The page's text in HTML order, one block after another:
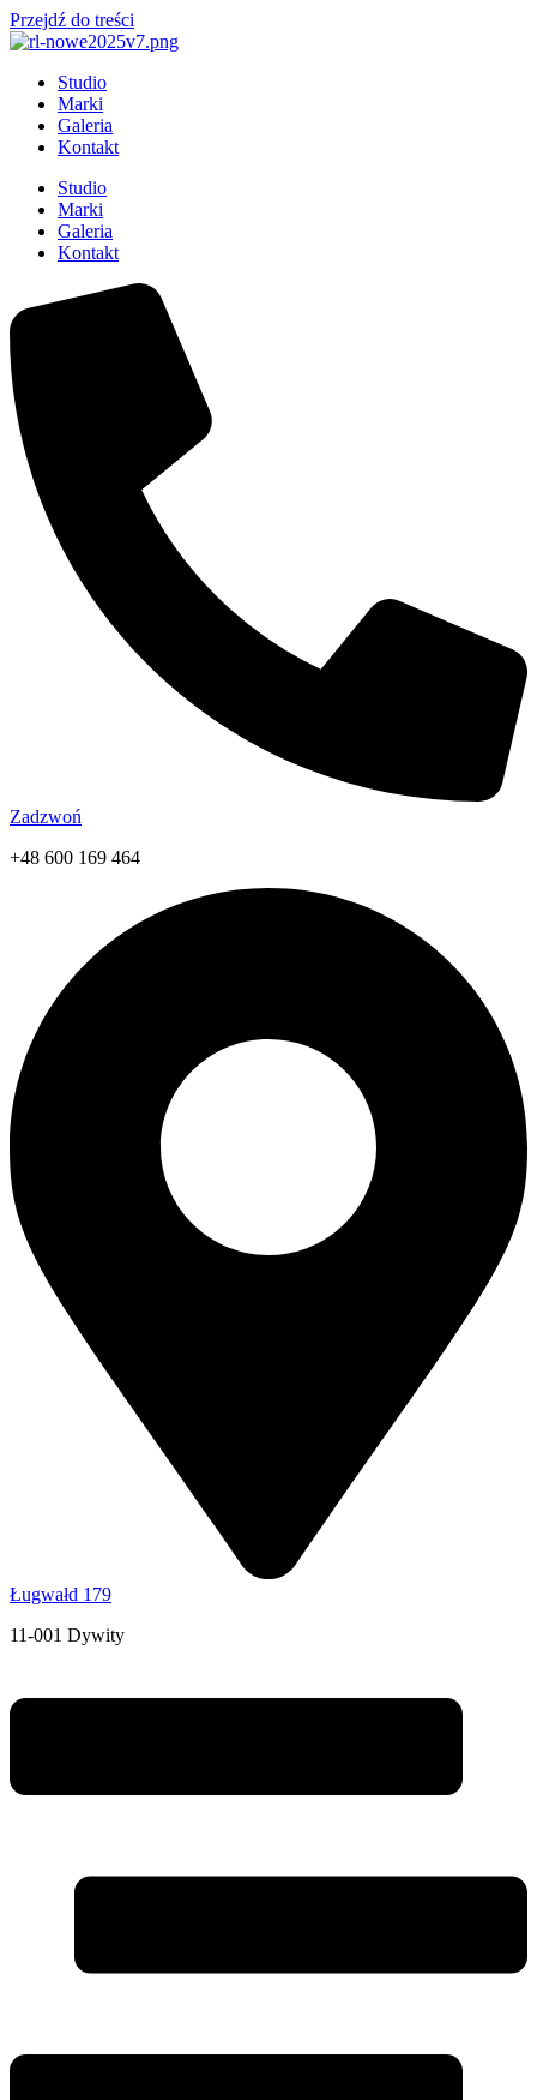
Przejdź do treści
Studio
Marki
Galeria
Kontakt
Studio
Marki
Galeria
Kontakt
Zadzwoń
+48 600 169 464
Ługwałd 179
11-001 Dywity